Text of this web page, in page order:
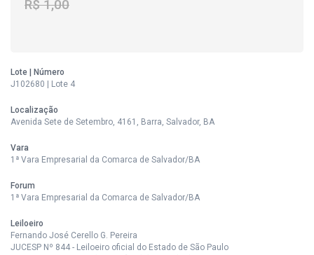
R$ 1,00
Lote | Número
J102680 | Lote 4
Localização
Avenida Sete de Setembro, 4161, Barra, Salvador, BA
Vara
1ª Vara Empresarial da Comarca de Salvador/BA
Forum
1ª Vara Empresarial da Comarca de Salvador/BA
Leiloeiro
Fernando José Cerello G. Pereira
JUCESP Nº 844 - Leiloeiro oficial do Estado de São Paulo